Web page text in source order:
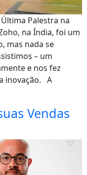
Palestra na
na Índia, foi um
mas nada se
– um
e nos fez
inovação. A
Vendas